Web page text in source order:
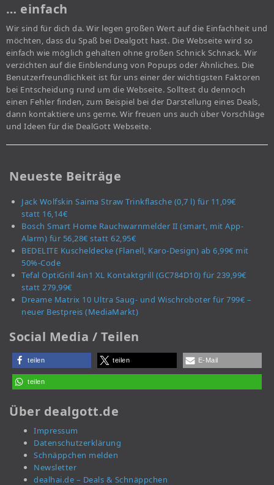
… einfach
Wir sind für dich da. Wir legen großen Wert auf die Einfachheit und
möchten, dass du Spaß bei Dealgott hast. Die Webseite wird so
einfach wie möglich gehalten ohne großen Schnick Schnack. Wir
verzichten auf die Einblendung von Popups oder Ähnliches. Die
Benutzerfreundlichkeit ist für uns einer der wichtigsten Faktoren
bei Entscheidung rund um die Webseite. Solltest du dennoch
einen Fehler finden, zum Beispiel bei der Darstellung eines Deals,
dann kontaktiere uns gerne. Wir freuen uns auch über Vorschläge
und Ideen für die DealGott Webseite.
Neueste Beiträge
Jack Wolfskin Saima Straw Trinkflasche (0,7 l) für 11,09€
statt 16,14€
Bosch Smart Home Rauchwarnmelder II (smart, mit App-
Alarm) für 56,28€ statt 62,95€
BEDELITE Kuscheldecke (Flanell, Karo-Design) ab 6,99€ mit
50%-Code
Tefal OptiGrill 4in1 XL Kontaktgrill (GC784D10) für 239,99€
statt 279,99€
Dreame Matrix 10 Ultra Saug- und Wischroboter für 799€ –
neuer Bestpreis (MediaMarkt)
Social Media / Teilen
teilen teilen E-Mail
teilen
Über dealgott.de
Impressum
Datenschutzerklärung
Schnäppchen melden
Newsletter
dealhai.de – Deals & Schnäppchen